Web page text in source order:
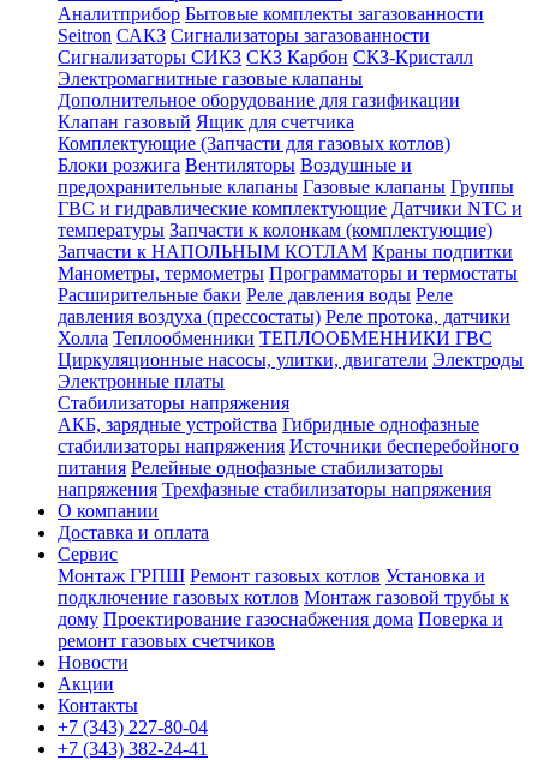
Аналитприбор Бытовые комплекты загазованности
Seitron САКЗ Сигнализаторы загазованности
Сигнализаторы СИКЗ СКЗ Карбон СКЗ-Кристалл
Электромагнитные газовые клапаны
Дополнительное оборудование для газификации
Клапан газовый Ящик для счетчика
Комплектующие (Запчасти для газовых котлов)
Блоки розжига Вентиляторы Воздушные и
предохранительные клапаны Газовые клапаны Группы
ГВС и гидравлические комплектующие Датчики NTC и
температуры Запчасти к колонкам (комплектующие)
Запчасти к НАПОЛЬНЫМ КОТЛАМ Краны подпитки
Манометры, термометры Программаторы и термостаты
Расширительные баки Реле давления воды Реле
давления воздуха (прессостаты) Реле протока, датчики
Холла Теплообменники ТЕПЛООБМЕННИКИ ГВС
Циркуляционные насосы, улитки, двигатели Электроды
Электронные платы
Стабилизаторы напряжения
АКБ, зарядные устройства Гибридные однофазные
стабилизаторы напряжения Источники бесперебойного
питания Релейные однофазные стабилизаторы
напряжения Трехфазные стабилизаторы напряжения
О компании
Доставка и оплата
Сервис
Монтаж ГРПШ Ремонт газовых котлов Установка и
подключение газовых котлов Монтаж газовой трубы к
дому Проектирование газоснабжения дома Поверка и
ремонт газовых счетчиков
Новости
Акции
Контакты
+7 (343) 227-80-04
+7 (343) 382-24-41